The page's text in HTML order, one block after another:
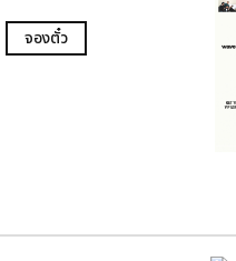
จองตั๋ว